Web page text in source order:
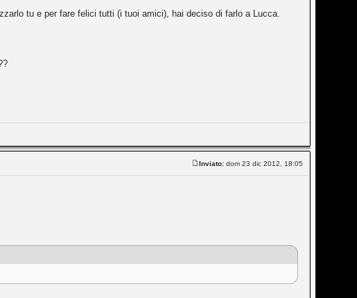
tu e per fare felici tutti (i tuoi amici), hai deciso di farlo a Lucca.
Inviato: dom 23 dic 2012, 18:05